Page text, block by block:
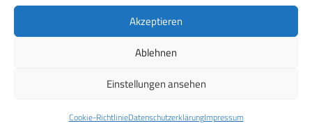
Akzeptieren
Ablehnen
Einstellungen ansehen
Cookie-RichtlinieDatenschutzerklärungImpressum
© 2026 CPM GmbH – Alle Rechte vorbehalten